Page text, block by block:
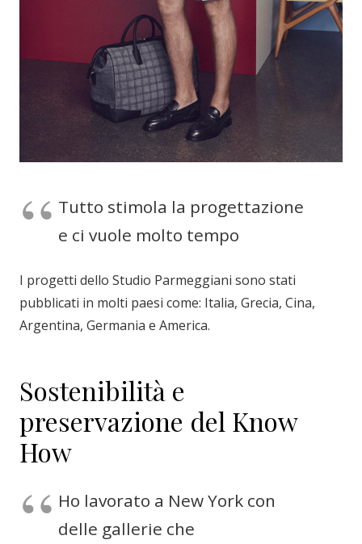
Tutto stimola la progettazione
e ci vuole molto tempo
I progetti dello Studio Parmeggiani sono stati
pubblicati in molti paesi come: Italia, Grecia, Cina,
Argentina, Germania e America.
Sostenibilità e
preservazione del Know
How
Ho lavorato a New York con
delle gallerie che